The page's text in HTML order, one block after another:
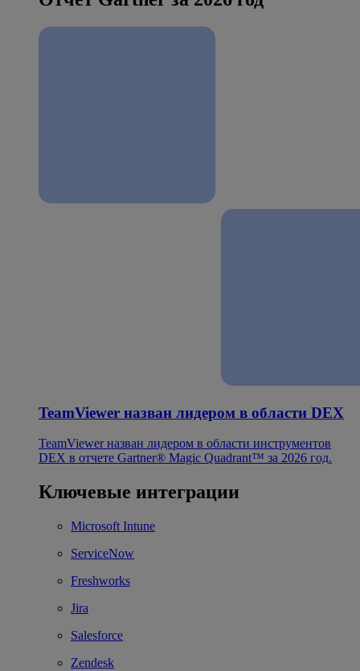
TeamViewer назван лидером в области DEX
TeamViewer назван лидером в области инструментов
DEX в отчете Gartner® Magic Quadrant™ за 2026 год.
Ключевые интеграции
Microsoft Intune
ServiceNow
Freshworks
Jira
Salesforce
Zendesk